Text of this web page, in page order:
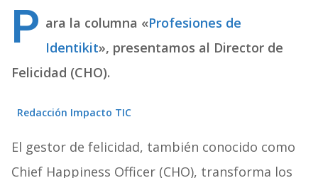
P ara la columna «Profesiones de
Identikit», presentamos al Director de
Felicidad (CHO).
Redacción Impacto TIC
El gestor de felicidad, también conocido como
Chief Happiness Officer (CHO), transforma los